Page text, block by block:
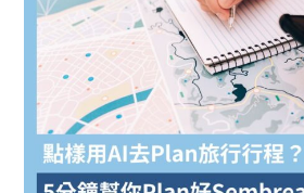
貸款
計算
機
學生
Blog
大專
生筍
工推
常見
問題
學生
福利